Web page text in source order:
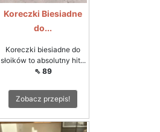
Koreczki Biesiadne
do...
Koreczki biesiadne do
słoików to absolutny hit...
⇖ 89
Zobacz przepis!